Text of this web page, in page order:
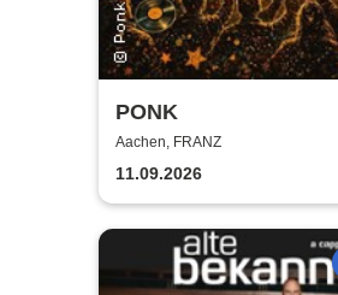
PONK
Aachen, FRANZ
11.09.2026